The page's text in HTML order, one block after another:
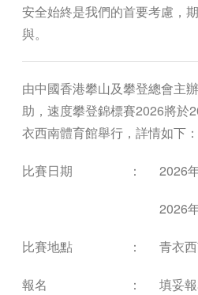
安全始終是我們的首要考慮，
與。
由中國香港攀山及攀登總會主
助，速度攀登錦標賽2026將於
衣西南體育館舉行，詳情如下：
比賽日期 ： 2026
2026
比賽地點 ： 青衣
報名 ： 填妥